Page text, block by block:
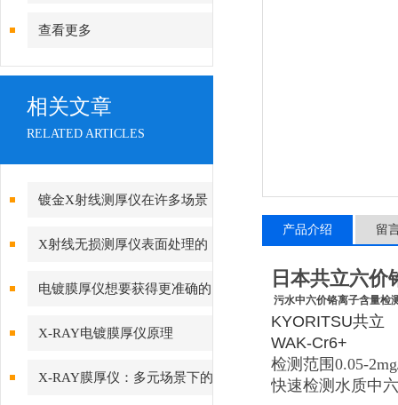
查看更多
相关文章
RELATED ARTICLES
镀金X射线测厚仪在许多场景
都有应用
X射线无损测厚仪表面处理的
基本过程
电镀膜厚仪想要获得更准确的
测量结果，这几点至关重要
X-RAY电镀膜厚仪原理
X-RAY膜厚仪：多元场景下的
产品介绍 留
日本共立六价
污水中六价铬离子含量检
KYORITSU共立
WAK-Cr6+
检测范围0.05-
快速检测水质中